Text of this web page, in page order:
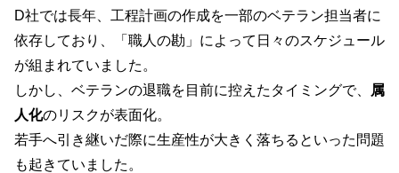
D社では長年、工程計画の作成を一部のベテラン担当者に
依存しており、「職人の勘」によって日々のスケジュール
が組まれていました。
しかし、ベテランの退職を目前に控えたタイミングで、
属
人化のリスクが表面化。
若手へ引き継いだ際に生産性が大きく落ちるといった問題
も起きていました。